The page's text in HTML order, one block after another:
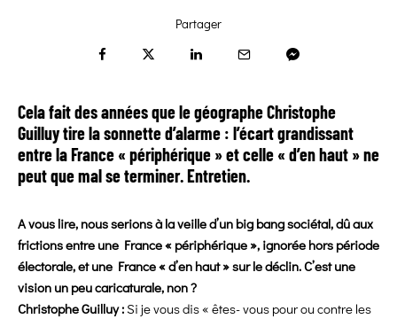
Partager
Cela fait des années que le géographe Christophe
Guilluy tire la sonnette d’alarme : l’écart grandissant
entre la France « périphérique » et celle « d’en haut » ne
peut que mal se terminer. Entretien.
A vous lire, nous serions à la veille d’un big bang sociétal, dû aux
frictions entre une France « périphérique », ignorée hors période
électorale, et une France « d’en haut » sur le déclin. C’est une
vision un peu caricaturale, non ?
Christophe Guilluy :Si je vous dis « êtes- vous pour ou contre les